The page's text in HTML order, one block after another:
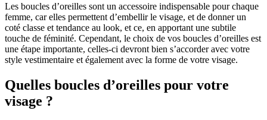
Les boucles d’oreilles sont un accessoire indispensable pour chaque
femme, car elles permettent d’embellir le visage, et de donner un
coté classe et tendance au look, et ce, en apportant une subtile
touche de féminité. Cependant, le choix de vos boucles d’oreilles est
une étape importante, celles-ci devront bien s’accorder avec votre
style vestimentaire et également avec la forme de votre visage.
Quelles boucles d’oreilles pour votre
visage ?